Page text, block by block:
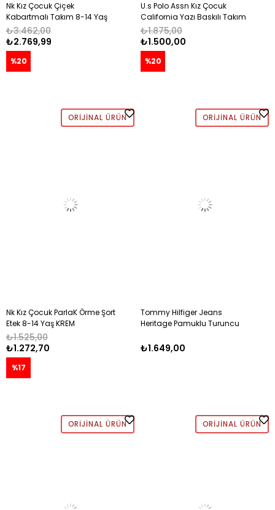
Nk Kız Çocuk Çiçek
Kabartmalı Takım 8-14 Yaş
EKRU
₺2.769,99
₺3.462,00
%20
U.s Polo Assn Kız Çocuk
California Yazı Baskılı Takım
9-15 Yaş OKYANUS
₺1.500,00
₺1.875,00
%20
ORIJINAL ÜRÜN
Nk Kız Çocuk ParlaK Örme Şort
Etek 8-14 Yaş KREM
₺1.272,70
₺1.525,00
%17
ORIJINAL ÜRÜN
Tommy Hilfiger Jeans
Heritage Pamuklu Turuncu
₺1.649,00
ORIJINAL ÜRÜN ORIJINAL ÜRÜN